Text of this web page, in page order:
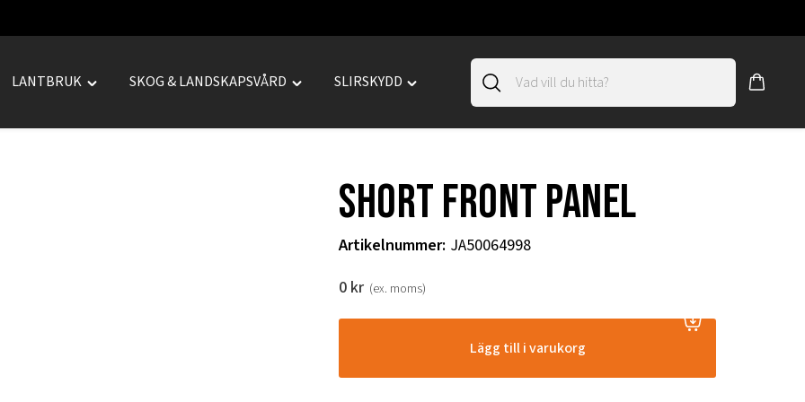
LANTBRUK
Toggle
SKOG & LANDSKAPSVÅRD
Toggle
SLIRSKYDD
Toggle
Short front panel
Artikelnummer: JA50064998
0 kr (ex. moms)
Lägg till i varukorg